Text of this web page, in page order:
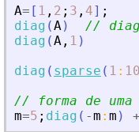
A= [ 1 , 2 ; 3 , 4] ;
diag (A)
//
diag (A , 1 )
diag ( sparse ( 1 : 10
// forma de uma
m=5 ; diag ( -m : m ) +